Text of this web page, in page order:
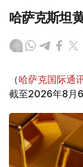
哈萨克斯坦
（哈萨克国际通
截至2026年8月6